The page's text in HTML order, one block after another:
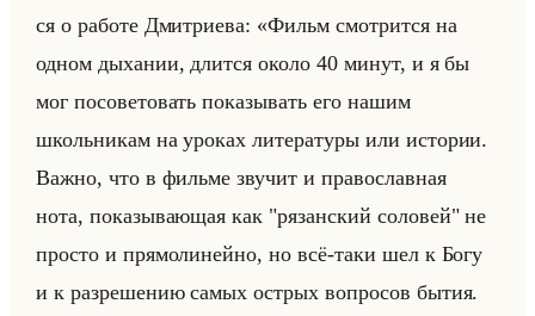
ся о ра­бо­те Дмит­ри­ева: «Фильм смотрится на
одном дыхании, длится около 40 минут, и я бы
мог посоветовать показывать его нашим
школьникам на уроках литературы или истории.
Важно, что в фильме звучит и православная
нота, показывающая как "рязанский соловей" не
просто и прямолинейно, но всё-таки шел к Богу
и к разрешению самых острых вопросов бытия.